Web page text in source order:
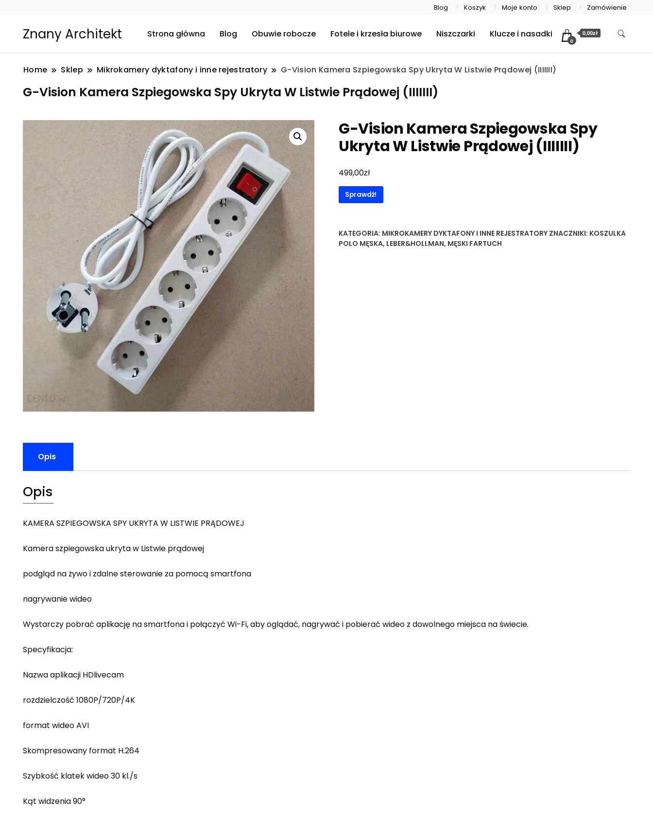
Blog Koszyk Moje konto Sklep Zamówienie
Znany Architekt Strona główna Blog Obuwie robocze Fotele i krzesła biurowe Niszczarki Klucze i nasadki
0
0,00zł
Home Sklep Mikrokamery dyktafony i inne rejestratory G-Vision Kamera Szpiegowska Spy Ukryta W Listwie Prądowej (IIIIIII)
G-Vision Kamera Szpiegowska Spy Ukryta W Listwie Prądowej (IIIIIII)
G-Vision Kamera Szpiegowska Spy
Ukryta W Listwie Prądowej (IIIIIII)
499,00zł
Sprawdź!
KATEGORIA: MIKROKAMERY DYKTAFONY I INNE REJESTRATORY ZNACZNIKI: KOSZULKA
POLO MĘSKA, LEBER&HOLLMAN, MĘSKI FARTUCH
Opis
Opis
KAMERA SZPIEGOWSKA SPY UKRYTA W LISTWIE PRĄDOWEJ
Kamera szpiegowska ukryta w Listwie prądowej
podgląd na żywo i zdalne sterowanie za pomocą smartfona
nagrywanie wideo
Wystarczy pobrać aplikację na smartfona i połączyć Wi-Fi, aby oglądać, nagrywać i pobierać wideo z dowolnego miejsca na świecie.
Specyfikacja:
Nazwa aplikacji HDlivecam
rozdzielczość 1080P/720P/4K
format wideo AVI
Skompresowany format H.264
Szybkość klatek wideo 30 kl./s
Kąt widzenia 90°